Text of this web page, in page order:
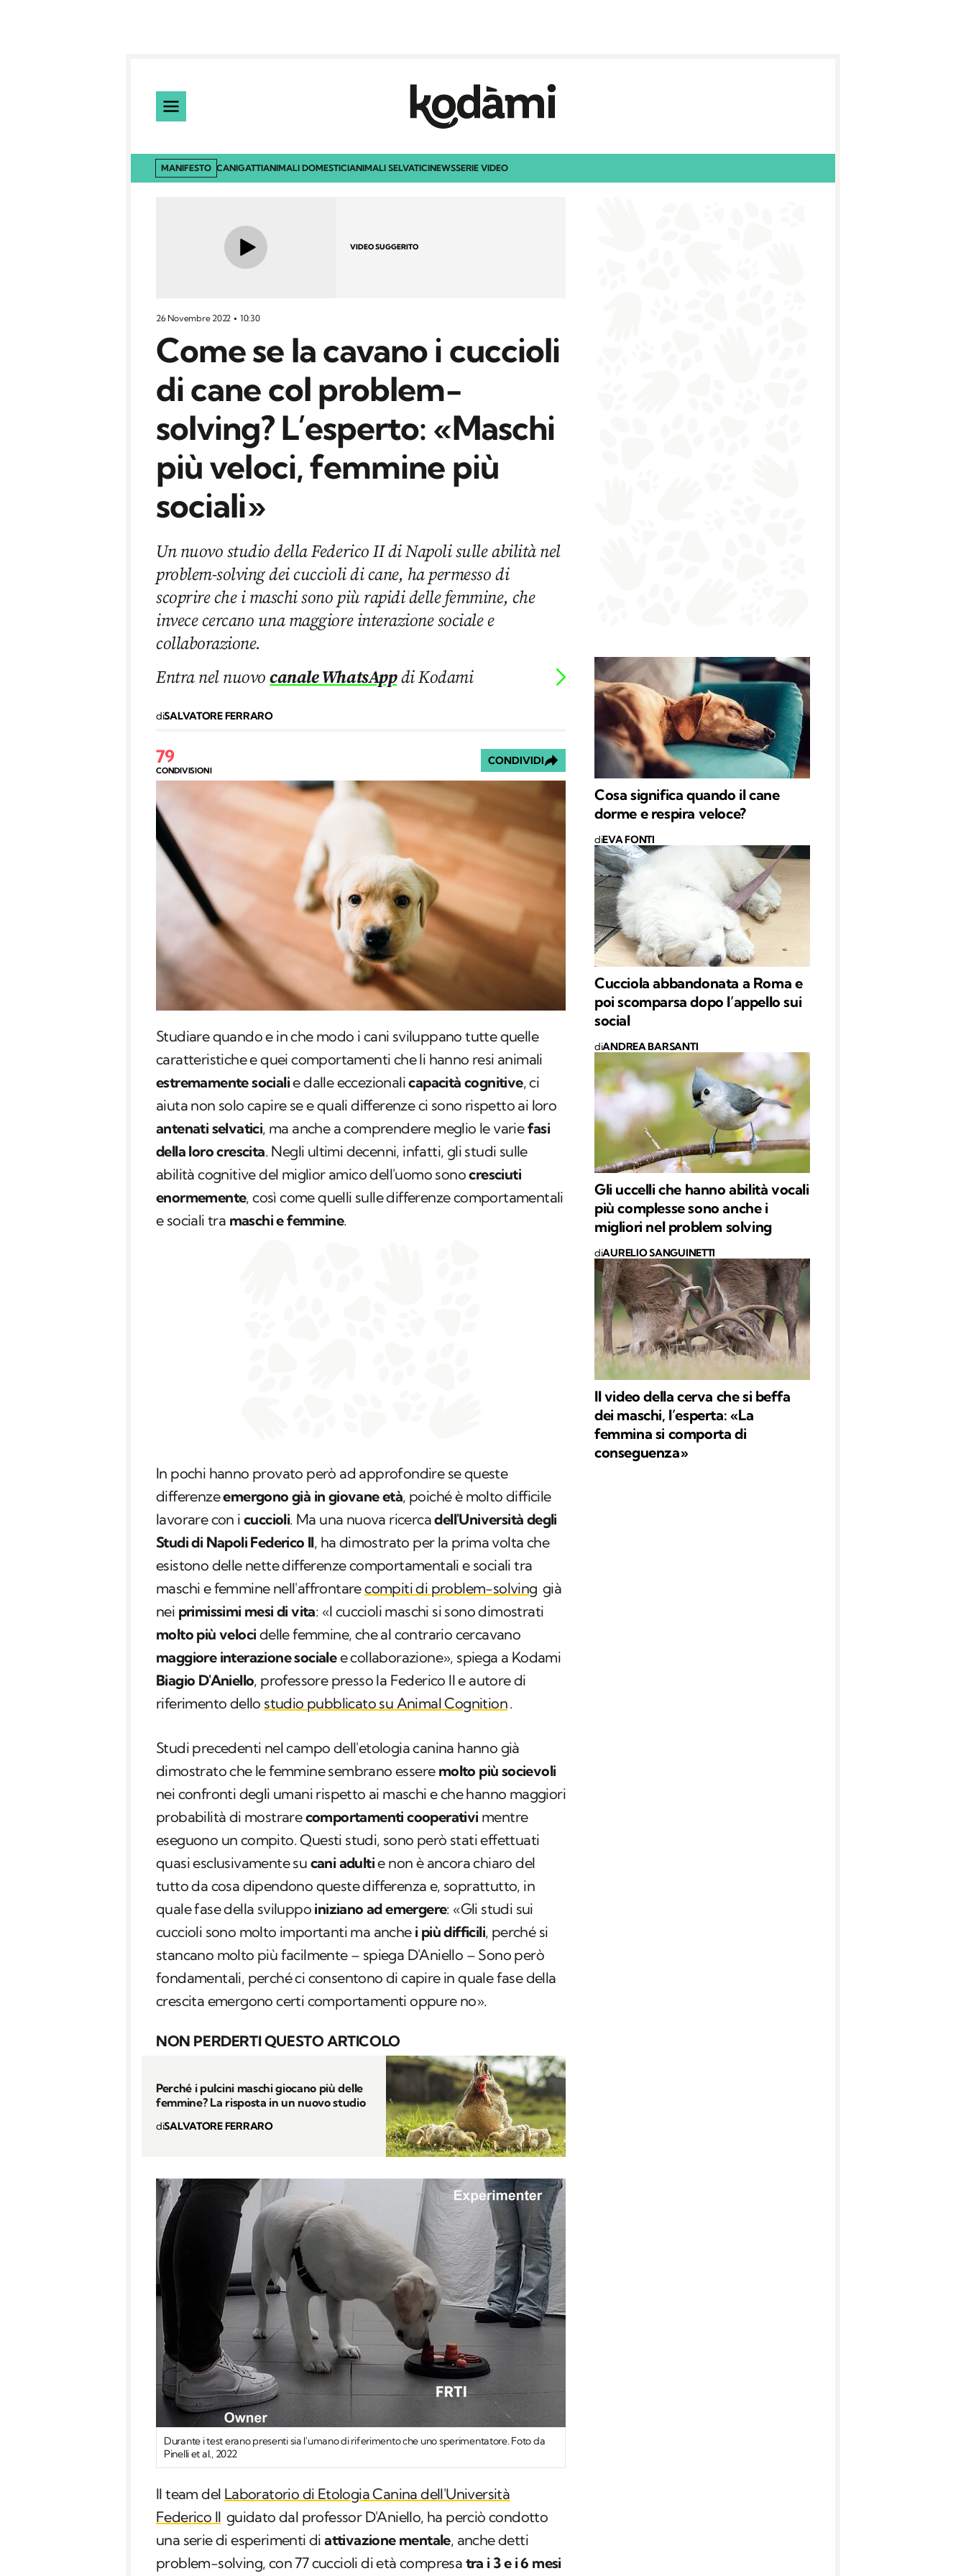
MANIFESTO CANIGATTIANIMALI DOMESTICIANIMALI SELVATICINEWSSERIE VIDEO
VIDEO SUGGERITO
26 Novembre 2022 10:30
Come se la cavano i cuccioli
di cane col problem-
solving? L’esperto: «Maschi
più veloci, femmine più
sociali»
Un nuovo studio della Federico II di Napoli sulle abilità nel
problem-solving dei cuccioli di cane, ha permesso di
scoprire che i maschi sono più rapidi delle femmine, che
invece cercano una maggiore interazione sociale e
collaborazione.
Entra nel nuovocanale WhatsAppdi Kodami
diSALVATORE FERRARO
79
CONDIVISIONI
CONDIVIDI
Studiare quando e in che modo i cani sviluppano tutte quelle
caratteristiche e quei comportamenti che li hanno resi animali
estremamente socialie dalle eccezionalicapacità cognitive, ci
aiuta non solo capire se e quali differenze ci sono rispetto ai loro
antenati selvatici, ma anche a comprendere meglio le variefasi
della loro crescita. Negli ultimi decenni, infatti, gli studi sulle
abilità cognitive del miglior amico dell'uomo sonocresciuti
enormemente, così come quelli sulle differenze comportamentali
e sociali tra maschi e femmine.
In pochi hanno provato però ad approfondire se queste
differenzeemergono già in giovane età, poiché è molto difficile
lavorare con icuccioli. Ma una nuova ricercadell'Università degli
Studi di Napoli Federico II, ha dimostrato per la prima volta che
esistono delle nette differenze comportamentali e sociali tra
maschi e femmine nell'affrontarecompiti di problem-solving già
nei primissimi mesi di vita: «I cuccioli maschi si sono dimostrati
molto più veloci delle femmine, che al contrario cercavano
maggiore interazione socialee collaborazione», spiega a Kodami
Biagio D'Aniello, professore presso la Federico II e autore di
riferimento dello studio pubblicato su Animal Cognition.
Studi precedenti nel campo dell'etologia canina hanno già
dimostrato che le femmine sembrano essere molto più socievoli
nei confronti degli umani rispetto ai maschi e che hanno maggiori
probabilità di mostrarecomportamenti cooperativi mentre
eseguono un compito. Questi studi, sono però stati effettuati
quasi esclusivamente su cani adultie non è ancora chiaro del
tutto da cosa dipendono queste differenza e, soprattutto, in
quale fase della sviluppo iniziano ad emergere: «Gli studi sui
cuccioli sono molto importanti ma anchei più difficili, perché si
stancano molto più facilmente – spiega D'Aniello – Sono però
fondamentali, perché ci consentono di capire in quale fase della
crescita emergono certi comportamenti oppure no».
NON PERDERTI QUESTO ARTICOLO
Perché i pulcini maschi giocano più delle
femmine? La risposta in un nuovo studio
diSALVATORE FERRARO
Durante i test erano presenti sia l'umano di riferimento che uno sperimentatore. Foto da
Pinelli et al., 2022
Il team del Laboratorio di Etologia Canina dell'Università
Federico II guidato dal professor D'Aniello, ha perciò condotto
una serie di esperimenti diattivazione mentale, anche detti
problem-solving, con 77 cuccioli di età compresa tra i 3 e i 6 mesi
Cosa significa quando il cane
dorme e respira veloce?
diEVA FONTI
Cucciola abbandonata a Roma e
poi scomparsa dopo l’appello sui
social
diANDREA BARSANTI
Gli uccelli che hanno abilità vocali
più complesse sono anche i
migliori nel problem solving
diAURELIO SANGUINETTI
Il video della cerva che si beffa
dei maschi, l’esperta: «La
femmina si comporta di
conseguenza»